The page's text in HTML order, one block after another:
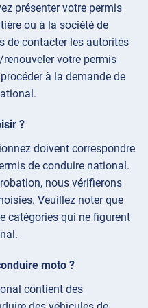
présenter votre permis
ou à la société de
de contacter les autorités
votre permis
à la demande de
?
doivent correspondre
de conduire national.
nous vérifierons
Veuillez noter que
catégories qui ne figurent
moto ?
contient des